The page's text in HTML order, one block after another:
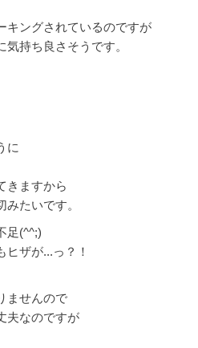
キングされているのですが
持ち良さそうです。
に
きますから
たいです。
足(^^;)
ザが...っ？！
ませんので
夫なのですが